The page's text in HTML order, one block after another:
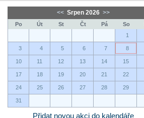
<< Srpen 2026 >>
Po Út St Čt Pá So
1
3 4 5 6 7 8
10 11 12 13 14 15
17 18 19 20 21 22
24 25 26 27 28 29
31
Přidat novou akci do kalendáře